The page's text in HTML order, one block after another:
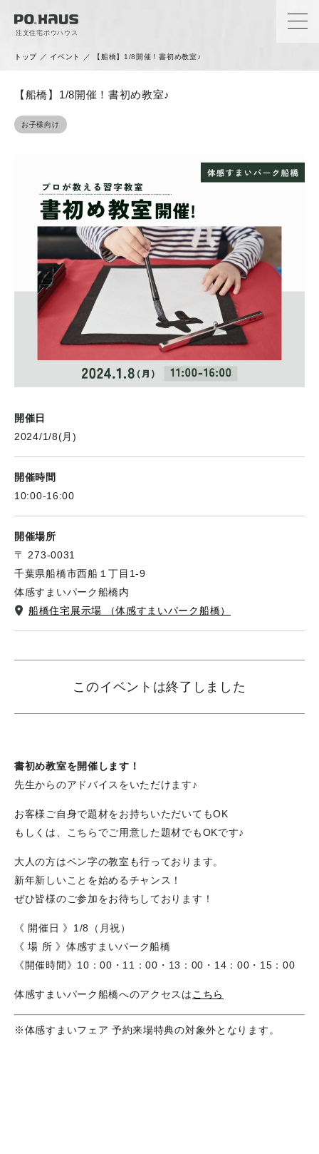
注文住宅ポウハウス
トップ ／ イベント ／ 【船橋】1/8開催！書初め教室♪
【船橋】1/8開催！書初め教室♪
お子様向け
開催日
2024/1/8(月)
開催時間
10:00-16:00
開催場所
〒 273-0031
千葉県船橋市西船１丁目1-9
体感すまいパーク船橋内
船橋住宅展示場 （体感すまいパーク船橋）
このイベントは終了しました
書初め教室を開催します！
先生からのアドバイスをいただけます♪
お客様ご自身で題材をお持ちいただいてもOK
もしくは、こちらでご用意した題材でもOKです♪
大人の方はペン字の教室も行っております。
新年新しいことを始めるチャンス！
ぜひ皆様のご参加をお待ちしております！
《 開催日 》1/8（月祝）
《 場 所 》体感すまいパーク船橋
《開催時間》10：00・11：00・13：00・14：00・15：00
体感すまいパーク船橋へのアクセスは こちら
※体感すまいフェア 予約来場特典の対象外となります。